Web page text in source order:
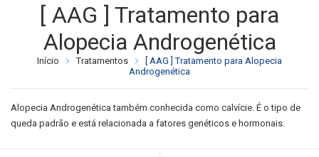
[ AAG ] Tratamento para
Alopecia Androgenética
Início Tratamentos
[ AAG ] Tratamento para Alopecia
Androgenética
Alopecia Androgenética também conhecida como calvície. É o tipo de
queda padrão e está relacionada a fatores genéticos e hormonais.